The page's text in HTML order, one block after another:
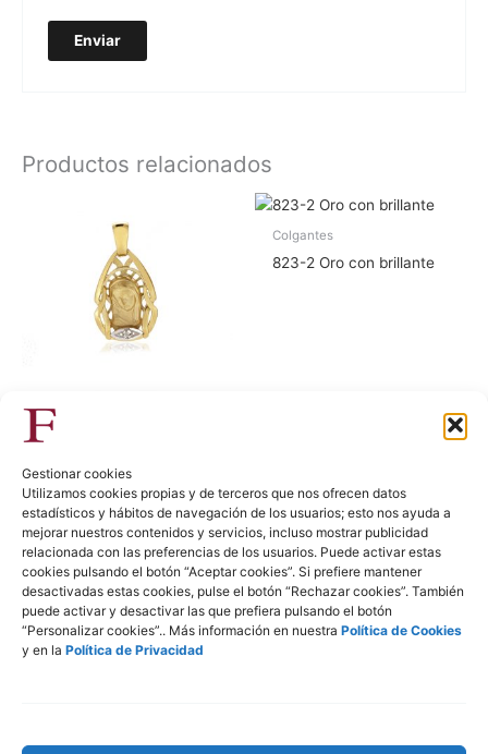
Gestionar cookies
Utilizamos cookies propias y de terceros que nos ofrecen datos
estadísticos y hábitos de navegación de los usuarios; esto nos ayuda a
mejorar nuestros contenidos y servicios, incluso mostrar publicidad
relacionada con las preferencias de los usuarios. Puede activar estas
cookies pulsando el botón “Aceptar cookies”. Si prefiere mantener
desactivadas estas cookies, pulse el botón “Rechazar cookies”. También
puede activar y desactivar las que prefiera pulsando el botón
“Personalizar cookies”.. Más información en nuestra Política de Cookies
y en la Política de Privacidad
Productos relacionados
Colgantes
Colgantes
823-2 Oro con brillante
Colgantes
783-2B Oro bicolor con
brillante
Colgantes
822-2B Oro con brillante